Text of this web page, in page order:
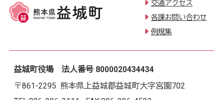
交通アクセス
各課お問い合わせ
例規集
益城町役場 法人番号 8000020434434
〒861-2295 熊本県上益城郡益城町大字宮園702